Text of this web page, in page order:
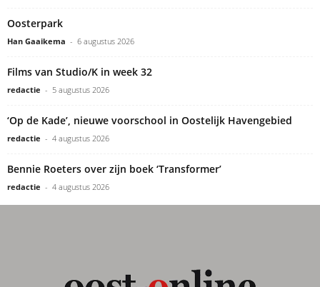
Oosterpark
Han Gaaikema - 6 augustus 2026
Films van Studio/K in week 32
redactie - 5 augustus 2026
‘Op de Kade’, nieuwe voorschool in Oostelijk Havengebied
redactie - 4 augustus 2026
Bennie Roeters over zijn boek ‘Transformer’
redactie - 4 augustus 2026